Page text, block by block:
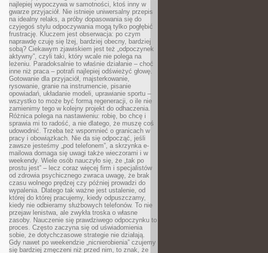
najlepiej wypoczywa w samotności, ktoś inny w
gwarze przyjaciół. Nie istnieje uniwersalny przepis
na idealny relaks, a próby dopasowania się do
czyjegoś stylu odpoczywania mogą tylko pogłębić
frustrację. Kluczem jest obserwacja: po czym
naprawdę czuję się lżej, bardziej obecny, bardziej
sobą? Ciekawym zjawiskiem jest też „odpoczynek
aktywny”, czyli taki, który wcale nie polega na
leżeniu. Paradoksalnie to właśnie działanie – choć
inne niż praca – potrafi najlepiej odświeżyć głowę.
Gotowanie dla przyjaciół, majsterkowanie,
rysowanie, granie na instrumencie, pisanie
opowiadań, układanie modeli, uprawianie sportu –
wszystko to może być formą regeneracji, o ile nie
zamienimy tego w kolejny projekt do odhaczenia.
Różnica polega na nastawieniu: robię, bo chcę i
sprawia mi to radość, a nie dlatego, że muszę coś
udowodnić. Trzeba też wspomnieć o granicach w
pracy i obowiązkach. Nie da się odpocząć, jeśli
zawsze jesteśmy „pod telefonem”, a skrzynka e-
mailowa domaga się uwagi także wieczorami i w
weekendy. Wiele osób nauczyło się, że „tak po
prostu jest” – lecz coraz więcej firm i specjalistów
od zdrowia psychicznego zwraca uwagę, że brak
czasu wolnego prędzej czy później prowadzi do
wypalenia. Dlatego tak ważne jest ustalenie, od
której do której pracujemy, kiedy odpuszczamy,
kiedy nie odbieramy służbowych telefonów. To nie
przejaw lenistwa, ale zwykła troska o własne
zasoby. Nauczenie się prawdziwego odpoczynku to
proces. Często zaczyna się od uświadomienia
sobie, że dotychczasowe strategie nie działają.
Gdy nawet po weekendzie „nicnierobienia” czujemy
się bardziej zmęczeni niż przed nim, to znak, że